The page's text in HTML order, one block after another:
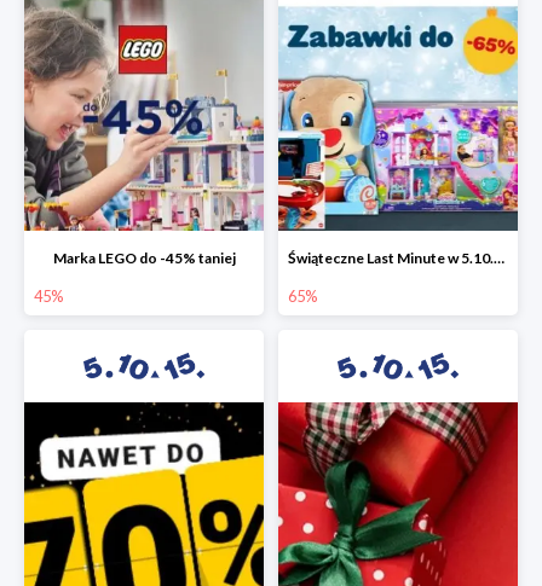
Marka LEGO do -45% taniej
45%
Świąteczne Last Minute w 5.10.15 - zabawki do -65%
65%